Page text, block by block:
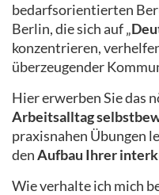
bedarfsorientierten
Berlin, die sich auf „
konzentrieren,
überzeugender
Hier erwerben Sie das
Arbeitsalltag
praxisnahen Übungen
denAufbau Ihrer
Wie verhalte ich mich